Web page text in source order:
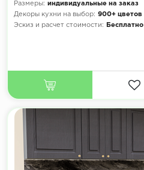
Размеры: индивидуальные на заказ
Декоры кухни на выбор: 900+ цветов
Эскиз и расчет стоимости:
Бесплатно